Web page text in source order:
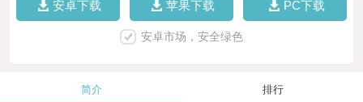
安卓下载 苹果下载 PC下载
安卓市场，安全绿色
简介 排行